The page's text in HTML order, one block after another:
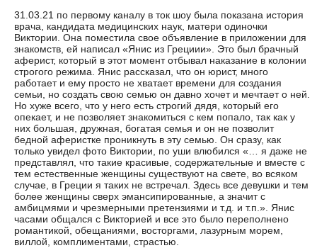
31.03.21 по первому каналу в ток шоу была показана история
врача, кандидата медицинских наук, матери одиночки
Виктории. Она поместила свое объявление в приложении для
знакомств, ей написал «Янис из Грециии». Это был брачный
аферист, который в этот момент отбывал наказание в колонии
строгого режима. Янис рассказал, что он юрист, много
работает и ему просто не хватает времени для создания
семьи, но создать свою семью он давно хочет и мечтает о ней.
Но хуже всего, что у него есть строгий дядя, который его
опекает, и не позволяет знакомиться с кем попало, так как у
них большая, дружная, богатая семья и он не позволит
бедной аферистке проникнуть в эту семью. Он сразу, как
только увидел фото Виктории, по уши влюбился «… я даже не
представлял, что такие красивые, содержательные и вместе с
тем естественные женщины существуют на свете, во всяком
случае, в Греции я таких не встречал. Здесь все девушки и тем
более женщины сверх эмансипированные, а значит с
амбицмями и чрезмерными претензиями и т.д. и т.п.». Янис
часами общался с Викторией и все это было переполнено
романтикой, обещаниями, восторгами, лазурным морем,
виллой, комплиментами, страстью.